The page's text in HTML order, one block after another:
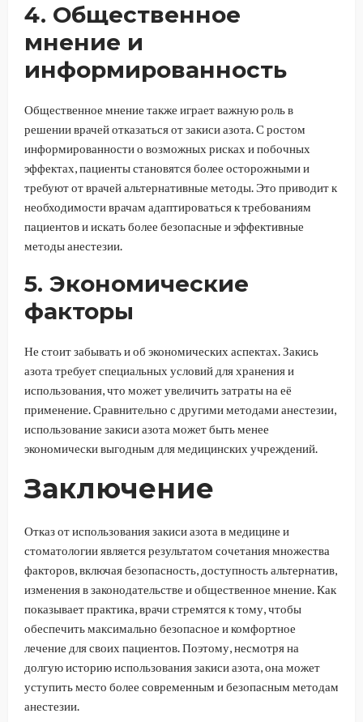
4. Общественное
мнение и
информированность
Общественное мнение также играет важную роль в
решении врачей отказаться от закиси азота. С ростом
информированности о возможных рисках и побочных
эффектах, пациенты становятся более осторожными и
требуют от врачей альтернативные методы. Это приводит к
необходимости врачам адаптироваться к требованиям
пациентов и искать более безопасные и эффективные
методы анестезии.
5. Экономические
факторы
Не стоит забывать и об экономических аспектах. Закись
азота требует специальных условий для хранения и
использования, что может увеличить затраты на её
применение. Сравнительно с другими методами анестезии,
использование закиси азота может быть менее
экономически выгодным для медицинских учреждений.
Заключение
Отказ от использования закиси азота в медицине и
стоматологии является результатом сочетания множества
факторов, включая безопасность, доступность альтернатив,
изменения в законодательстве и общественное мнение. Как
показывает практика, врачи стремятся к тому, чтобы
обеспечить максимально безопасное и комфортное
лечение для своих пациентов. Поэтому, несмотря на
долгую историю использования закиси азота, она может
уступить место более современным и безопасным методам
анестезии.